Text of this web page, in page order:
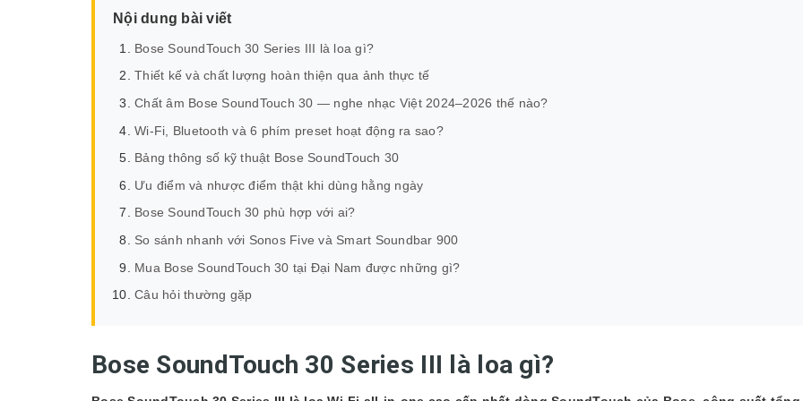
Nội dung bài viết
Bose SoundTouch 30 Series III là loa gì?
Thiết kế và chất lượng hoàn thiện qua ảnh thực tế
Chất âm Bose SoundTouch 30 — nghe nhạc Việt 2024–2026 thế nào?
Wi-Fi, Bluetooth và 6 phím preset hoạt động ra sao?
Bảng thông số kỹ thuật Bose SoundTouch 30
Ưu điểm và nhược điểm thật khi dùng hằng ngày
Bose SoundTouch 30 phù hợp với ai?
So sánh nhanh với Sonos Five và Smart Soundbar 900
Mua Bose SoundTouch 30 tại Đại Nam được những gì?
Câu hỏi thường gặp
Bose SoundTouch 30 Series III là loa gì?